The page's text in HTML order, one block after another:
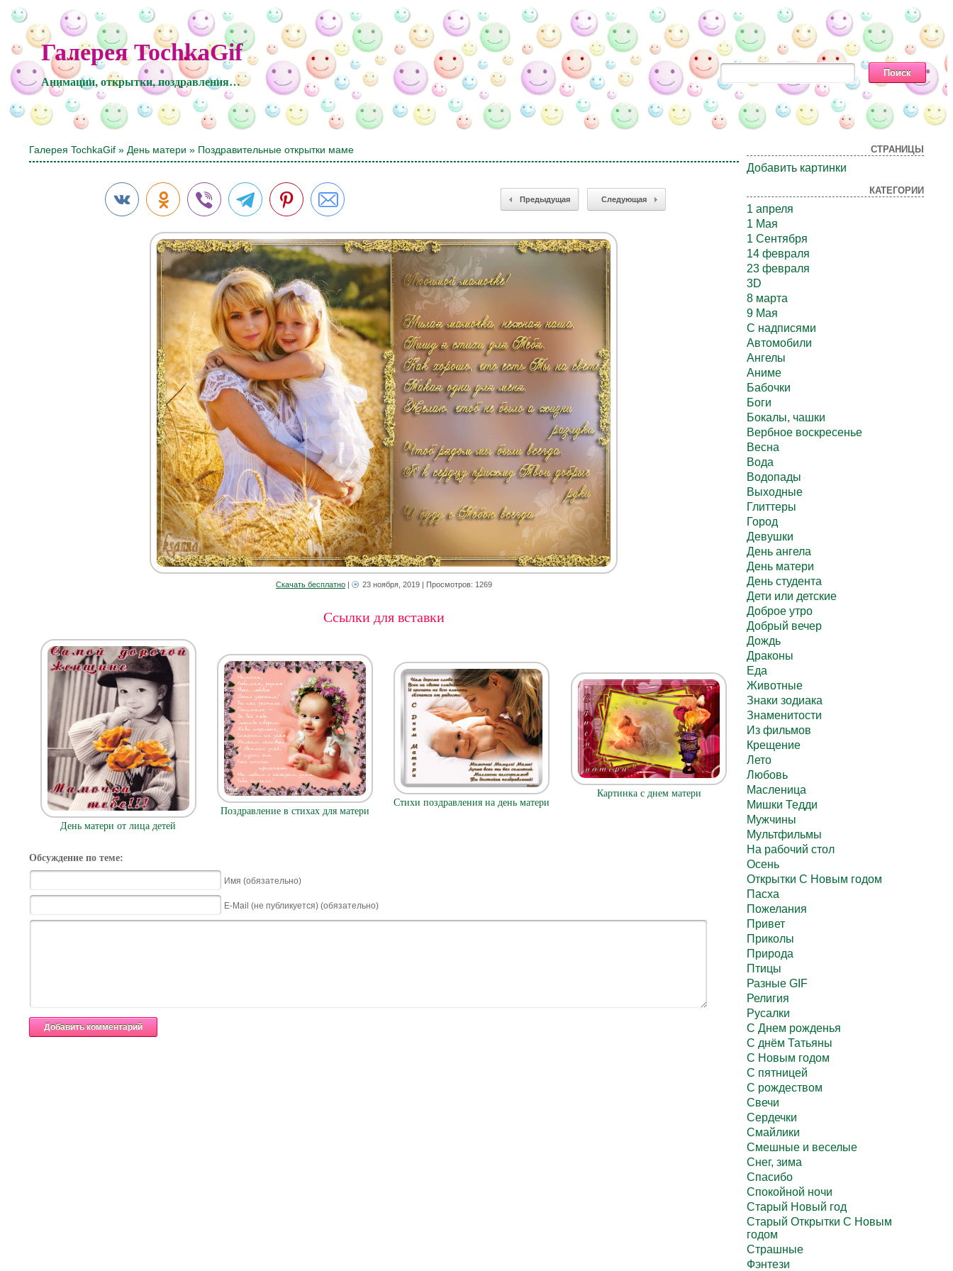
Галерея TochkaGif
Анимации, открытки, поздравления…
Галерея TochkaGif » День матери » Поздравительные открытки маме
Предыдущая Следующая
Скачать бесплатно| 23 ноября, 2019| Просмотров: 1269
Ссылки для вставки
День матери от лица детей
Поздравление в стихах для матери
Стихи поздравления на день матери
Картинка с днем матери
Обсуждение по теме:
Имя (обязательно)
E-Mail (не публикуется) (обязательно)
СТРАНИЦЫ
Добавить картинки
КАТЕГОРИИ
1 апреля
1 Мая
1 Сентября
14 февраля
23 февраля
3D
8 марта
9 Мая
C надписями
Автомобили
Ангелы
Аниме
Бабочки
Боги
Бокалы, чашки
Вербное воскресенье
Весна
Вода
Водопады
Выходные
Глиттеры
Город
Девушки
День ангела
День матери
День студента
Дети или детские
Доброе утро
Добрый вечер
Дождь
Драконы
Еда
Животные
Знаки зодиака
Знаменитости
Из фильмов
Крещение
Лето
Любовь
Масленица
Мишки Тедди
Мужчины
Мультфильмы
На рабочий стол
Осень
Открытки С Новым годом
Пасха
Пожелания
Привет
Приколы
Природа
Птицы
Разные GIF
Религия
Русалки
С Днем рожденья
С днём Татьяны
С Новым годом
С пятницей
С рождеством
Свечи
Сердечки
Смайлики
Смешные и веселые
Снег, зима
Спасибо
Спокойной ночи
Старый Новый год
Старый Открытки С Новым
годом
Страшные
Фэнтези